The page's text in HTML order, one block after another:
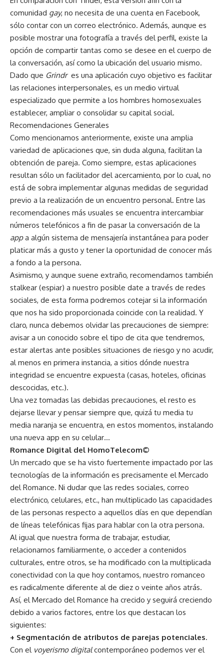
comunidad gay, no necesita de una cuenta en Facebook,
sólo contar con un correo electrónico. Además, aunque es
posible mostrar una fotografía a través del perfil, existe la
opción de compartir tantas como se desee en el cuerpo de
la conversación, así como la ubicación del usuario mismo.
Dado que Grindr es una aplicación cuyo objetivo es facilitar
las relaciones interpersonales, es un medio virtual
especializado que permite a los hombres homosexuales
establecer, ampliar o consolidar su capital social.
Recomendaciones Generales
Como mencionamos anteriormente, existe una amplia
variedad de aplicaciones que, sin duda alguna, facilitan la
obtención de pareja. Como siempre, estas aplicaciones
resultan sólo un facilitador del acercamiento, por lo cual, no
está de sobra implementar algunas medidas de seguridad
previo a la realización de un encuentro personal. Entre las
recomendaciones más usuales se encuentra intercambiar
números telefónicos a fin de pasar la conversación de la
appa algún sistema de mensajería instantánea para poder
platicar más a gusto y tener la oportunidad de conocer más
a fondo a la persona.
Asimismo, y aunque suene extraño, recomendamos también
stalkear (espiar) a nuestro posible date a través de redes
sociales, de esta forma podremos cotejar si la información
que nos ha sido proporcionada coincide con la realidad. Y
claro, nunca debemos olvidar las precauciones de siempre:
avisar a un conocido sobre el tipo de cita que tendremos,
estar alertas ante posibles situaciones de riesgo y no acudir,
al menos en primera instancia, a sitios dónde nuestra
integridad se encuentre expuesta (casas, hoteles, oficinas
descocidas, etc.).
Una vez tomadas las debidas precauciones, el resto es
dejarse llevar y pensar siempre que, quizá tu media tu
media naranja se encuentra, en estos momentos, instalando
una nueva app en su celular…
Romance Digital del HomoTelecom©
Un mercado que se ha visto fuertemente impactado por las
tecnologías de la información es precisamente el Mercado
del Romance. Ni dudar que las redes sociales, correo
electrónico, celulares, etc., han multiplicado las capacidades
de las personas respecto a aquellos días en que dependían
de líneas telefónicas fijas para hablar con la otra persona.
Al igual que nuestra forma de trabajar, estudiar,
relacionarnos familiarmente, o acceder a contenidos
culturales, entre otros, se ha modificado con la multiplicada
conectividad con la que hoy contamos, nuestro romanceo
es radicalmente diferente al de diez o veinte años atrás.
Así, el Mercado del Romance ha crecido y seguirá creciendo
debido a varios factores, entre los que destacan los
siguientes:
+ Segmentación de atributos de parejas potenciales.
Con el voyerismo digitalcontemporáneo podemos ver el